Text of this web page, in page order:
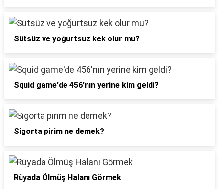
Sütsüz ve yoğurtsuz kek olur mu?
Squid game'de 456'nın yerine kim geldi?
Sigorta pirim ne demek?
Rüyada Ölmüş Halanı Görmek